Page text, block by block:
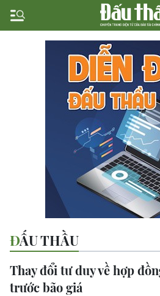
ĐẤU THẦU
Thay đổi tư duy về hợp
trước bão giá